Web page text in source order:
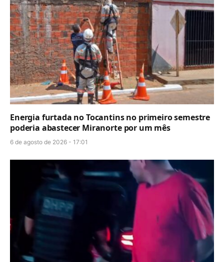
Energia furtada no Tocantins no primeiro semestre
poderia abastecer Miranorte por um mês
6 de agosto de 2026 - 17:01